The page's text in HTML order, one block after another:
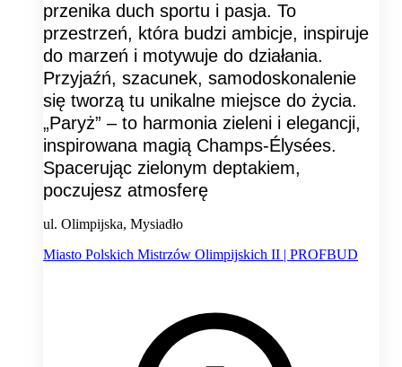
przenika duch sportu i pasja. To
przestrzeń, która budzi ambicje, inspiruje
do marzeń i motywuje do działania.
Przyjaźń, szacunek, samodoskonalenie
się tworzą tu unikalne miejsce do życia.
„Paryż” – to harmonia zieleni i elegancji,
inspirowana magią Champs-Élysées.
Spacerując zielonym deptakiem,
poczujesz atmosferę
ul. Olimpijska, Mysiadło
Miasto Polskich Mistrzów Olimpijskich II | PROFBUD